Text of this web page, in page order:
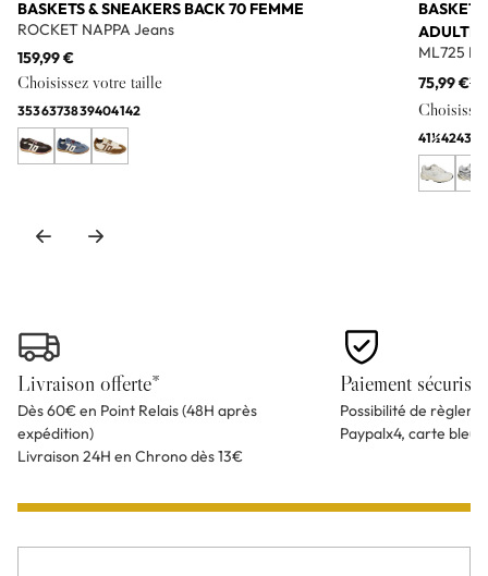
BASKETS & SNEAKERS BACK 70 FEMME
ROCKET NAPPA Jeans
159,99 €
Choisissez votre taille
3536373839404142
ADULTE
ML725
75,99 €
41½4243
Livraison offerte*
Dès 60€ en Point Relais (48H après
expédition)
Livraison 24H en Chrono dès 13€
Paiement sécurisé
Possibilité de
Paypalx4, carte